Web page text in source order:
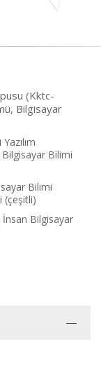
(Kktc-
Bilgisayar
Bilimi
Bilimi
(çeşitli)
Bilgisayar